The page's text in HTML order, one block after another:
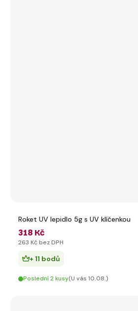
Roket UV lepidlo 5g s UV klíčenkou
318 Kč
263 Kč bez DPH
+ 11 bodů
Poslední 2 kusy(U vás 10.08.)